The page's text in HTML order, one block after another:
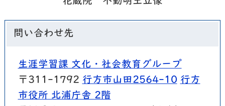
問い合わせ先
生涯学習課 文化・社会教育グループ
〒311-1792 行方市山田2564-10 行方
市役所 北浦庁舎 2階